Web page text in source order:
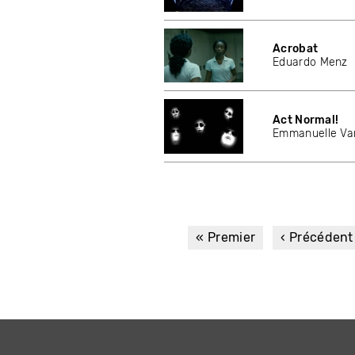
Acrobat
Eduardo Menz
Act Normal!
Emmanuelle
Première
« Premier
Page
‹ Précédent